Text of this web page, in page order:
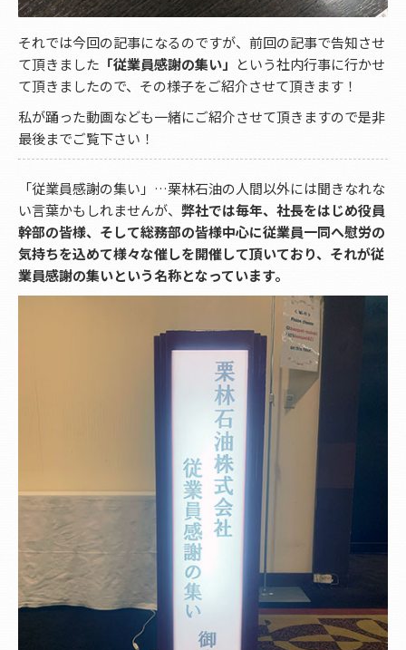
それでは今回の記事になるのですが、前回の記事で告知させ
て頂きました 「従業員感謝の集い」 という社内行事に行かせ
て頂きましたので、その様子をご紹介させて頂きます！
私が踊った動画なども一緒にご紹介させて頂きますので是非
最後までご覧下さい！
「従業員感謝の集い」…栗林石油の人間以外には聞きなれな
い言葉かもしれませんが、 弊社では毎年、社長をはじめ役員
幹部の皆様、そして総務部の皆様中心に従業員一同へ慰労の
気持ちを込めて様々な催しを開催して頂いており、それが従
業員感謝の集いという名称となっています。